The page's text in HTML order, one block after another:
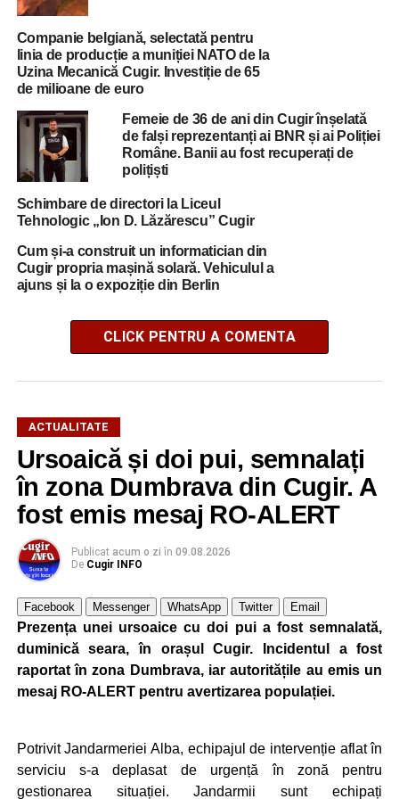
Companie belgiană, selectată pentru
linia de producție a muniției NATO de la
Uzina Mecanică Cugir. Investiție de 65
de milioane de euro
Femeie de 36 de ani din Cugir înșelată
de falși reprezentanți ai BNR și ai Poliției
Române. Banii au fost recuperați de
polițiști
Schimbare de directori la Liceul
Tehnologic „Ion D. Lăzărescu” Cugir
Cum și-a construit un informatician din
Cugir propria mașină solară. Vehiculul a
ajuns și la o expoziție din Berlin
CLICK PENTRU A COMENTA
ACTUALITATE
Ursoaică și doi pui, semnalați
în zona Dumbrava din Cugir. A
fost emis mesaj RO-ALERT
Publicat acum o zi în 09.08.2026
De Cugir INFO
Facebook Messenger WhatsApp Twitter Email
Prezența unei ursoaice cu doi pui a fost semnalată,
duminică seara, în orașul Cugir. Incidentul a fost
raportat în zona Dumbrava, iar autoritățile au emis un
mesaj RO-ALERT pentru avertizarea populației.
Potrivit Jandarmeriei Alba, echipajul de intervenție aflat în
serviciu s-a deplasat de urgență în zonă pentru
gestionarea situației. Jandarmii sunt echipați